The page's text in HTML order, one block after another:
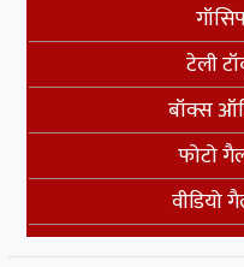
टेली
बॉक्स
फोटो
वीडियो